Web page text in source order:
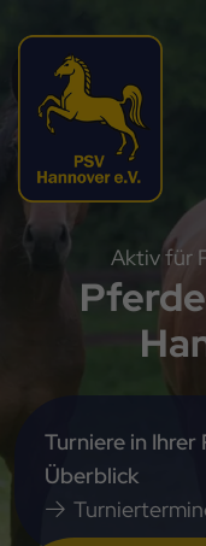
Aktiv für
Turniere in Ihrer
Überblick